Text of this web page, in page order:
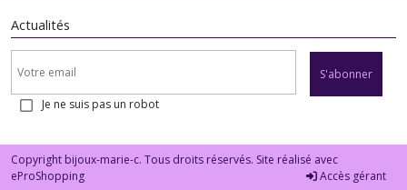
Actualités
S'abonner
Je ne suis pas un robot
Copyright bijoux-marie-c. Tous droits réservés. Site réalisé avec
eProShopping
Accès gérant